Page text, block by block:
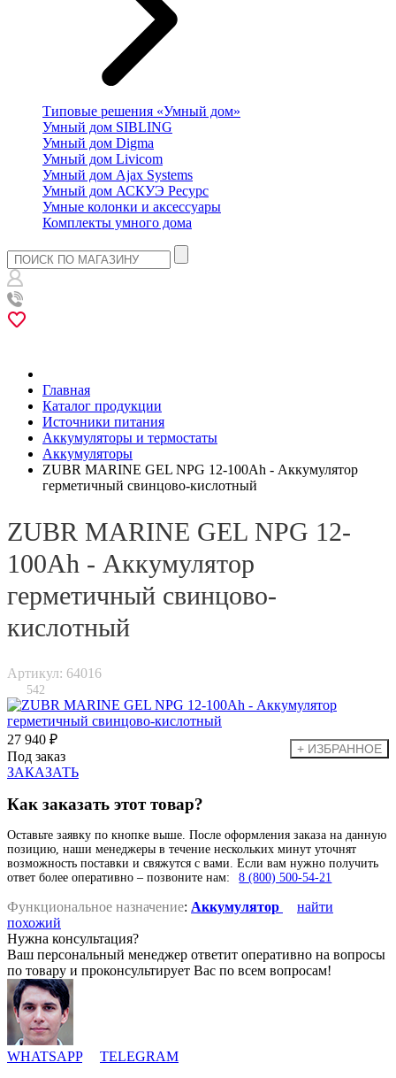
Типовые решения «Умный дом»
Умный дом SIBLING
Умный дом Digma
Умный дом Livicom
Умный дом Ajax Systems
Умный дом АСКУЭ Ресурс
Умные колонки и аксессуары
Комплекты умного дома
Главная
Каталог продукции
Источники питания
Аккумуляторы и термостаты
Аккумуляторы
ZUBR MARINE GEL NPG 12-100Ah - Аккумулятор
герметичный свинцово-кислотный
ZUBR MARINE GEL NPG 12-
100Ah - Аккумулятор
герметичный свинцово-
кислотный
Артикул: 64016
542
27 940 ₽
Под заказ
ЗАКАЗАТЬ
Как заказать этот товар?
Оставьте заявку по кнопке выше. После оформления заказа на данную
позицию, наши менеджеры в течение нескольких минут уточнят
возможность поставки и свяжутся с вами. Если вам нужно получить
ответ более оперативно – позвоните нам:
8 (800) 500-54-21
Функциональное назначение: Аккумулятор
найти
похожий
Нужна консультация?
Ваш персональный менеджер ответит оперативно на вопросы
по товару и проконсультирует Вас по всем вопросам!
WHATSAPP TELEGRAM